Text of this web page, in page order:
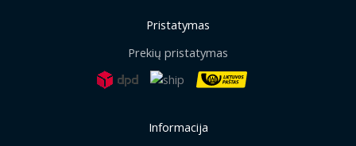
Pristatymas
Prekių pristatymas
Informacija